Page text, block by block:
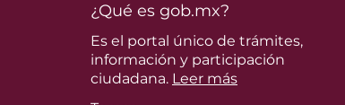
¿Qué es gob.mx?
Es el portal único de trámites,
información y participación
ciudadana. Leer más